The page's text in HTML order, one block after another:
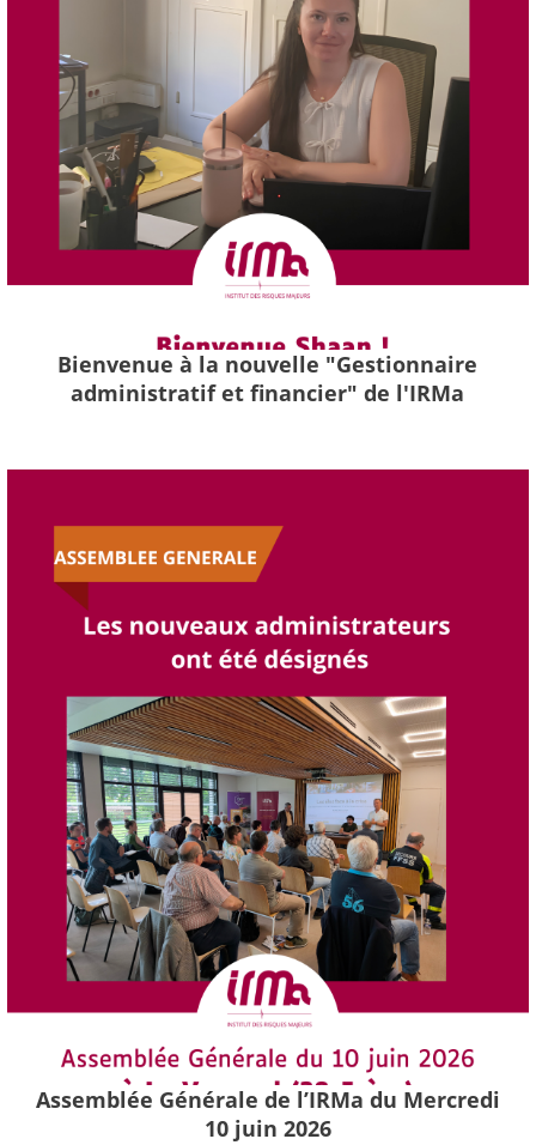
Bienvenue à la nouvelle "Gestionnaire
administratif et financier" de l'IRMa
Assemblée Générale de l’IRMa du Mercredi
10 juin 2026